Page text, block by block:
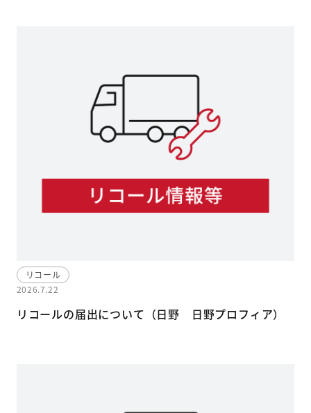
リコール
2026.7.22
リコールの届出について（日野 日野プロフィア）